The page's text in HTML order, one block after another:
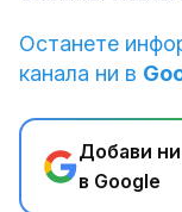
Останете
канала ни в
Добави
в Google